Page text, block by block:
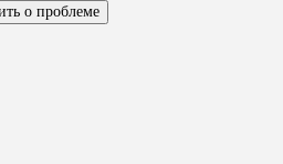
о проблеме